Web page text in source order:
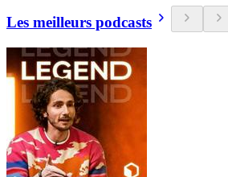
Les meilleurs podcasts